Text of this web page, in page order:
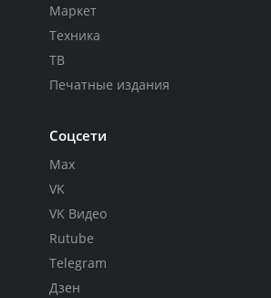
Маркет
Техника
ТВ
Печатные издания
Соцсети
Max
VK
VK Видео
Rutube
Telegram
Дзен